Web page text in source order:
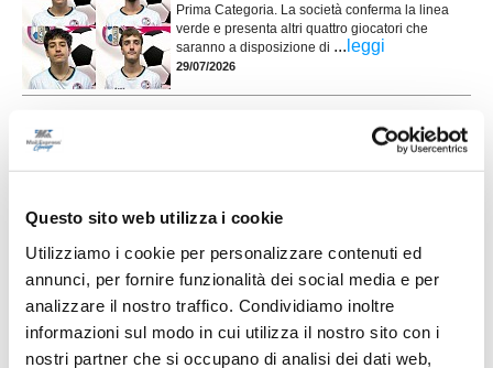
Questo sito web utilizza i cookie
Utilizziamo i cookie per personalizzare contenuti ed
annunci, per fornire funzionalità dei social media e per
analizzare il nostro traffico. Condividiamo inoltre
informazioni sul modo in cui utilizza il nostro sito con i
nostri partner che si occupano di analisi dei dati web,
Prima Categoria. La società conferma la linea
verde e presenta altri quattro giocatori che
saranno a disposizione di ... leggi
29/07/2026
ambizioso: le novità
POTENZA PICENA. La Union Picena continua a costruire con decisione la
talenti, giocatori già pronti per la categoria e figure di esperienza nell'area
tecnica. Il club di Potenza Picena ha ufficializzato una serie di innesti che
confermano la volontà di dare contin...leggi
LORESE. Prende forma la nuova squadra di
mister Malatesta